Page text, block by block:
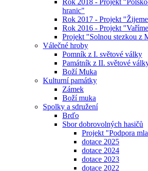
hranic"
Rok 2017 - Projekt
Rok 2016 - Projekt
Projekt "Solnou stezkou z
Válečné hroby
Pomník z I. světové války
Památník z II. světové
Boží Muka
Kulturní památky
Zámek
Boží muka
Spolky a sdružení
Brďo
Sbor dobrovolných hasičů
Projekt "Podpora
dotace 2025
dotace 2024
dotace 2023
dotace 2022